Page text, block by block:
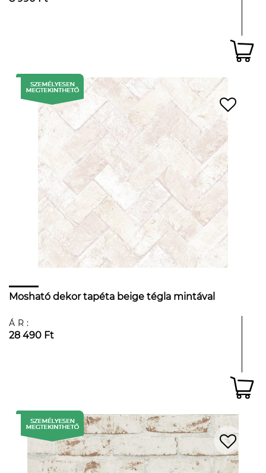
Mosható dekor tapéta beige tégla mintával
ÁR:
28 490 Ft